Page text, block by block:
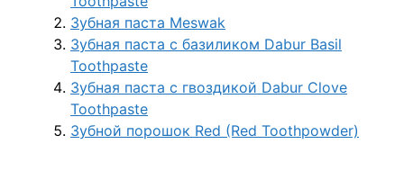
Зубная паста Meswak
Зубная паста с базиликом Dabur Basil
Toothpaste
Зубная паста с гвоздикой Dabur Clove
Toothpaste
Зубной порошок Red (Red Toothpowder)